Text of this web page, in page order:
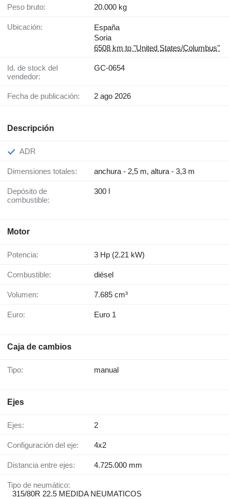
Peso bruto: 20.000 kg
Ubicación:
España
Soria
6508 km to "United States/Columbus"
Id. de stock del
vendedor:
GC-0654
Fecha de publicación: 2 ago 2026
Descripción
ADR
Dimensiones totales: anchura - 2,5 m, altura - 3,3 m
Depósito de
combustible:
300 l
Motor
Potencia: 3 Hp (2.21 kW)
Combustible: diésel
Volumen: 7.685 cm³
Euro: Euro 1
Caja de cambios
Tipo: manual
Ejes
Ejes: 2
Configuración del eje: 4x2
Distancia entre ejes: 4.725.000 mm
Tipo de neumático:
315/80R 22.5 MEDIDA NEUMATICOS